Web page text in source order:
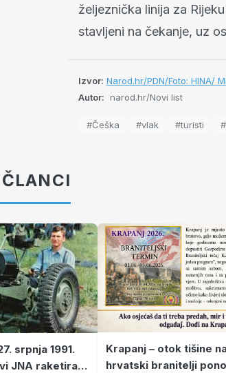
željeznička linija za
stavljeni na čekanje, uz
Izvor: Narod.hr/PDN/Foto: HINA/
Autor: narod.hr/Novi list
#Češka #vlak #turisti
srpnja 1991.
JNA raketirali
Krapanj – otok tišine
hrvatski branitelji